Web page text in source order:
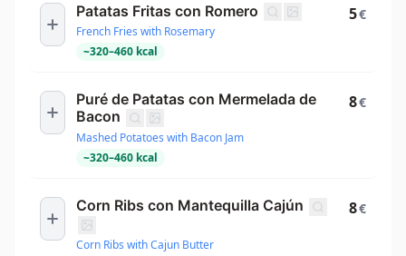
Patatas Fritas con Romero
French Fries with Rosemary
~320–460 kcal
5€
Puré de Patatas con Mermelada de
Bacon
Mashed Potatoes with Bacon Jam
~320–460 kcal
8€
Corn Ribs con Mantequilla Cajún
Corn Ribs with Cajun Butter
8€